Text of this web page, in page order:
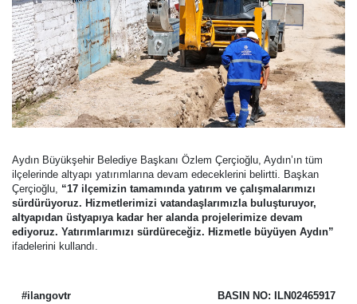
Aydın Büyükşehir Belediye Başkanı Özlem Çerçioğlu, Aydın’ın tüm
ilçelerinde altyapı yatırımlarına devam edeceklerini belirtti. Başkan
Çerçioğlu, “17 ilçemizin tamamında yatırım ve çalışmalarımızı
sürdürüyoruz. Hizmetlerimizi vatandaşlarımızla buluşturuyor,
altyapıdan üstyapıya kadar her alanda projelerimize devam
ediyoruz. Yatırımlarımızı sürdüreceğiz. Hizmetle büyüyen Aydın”
ifadelerini kullandı.
#ilangovtr BASIN NO: ILN02465917